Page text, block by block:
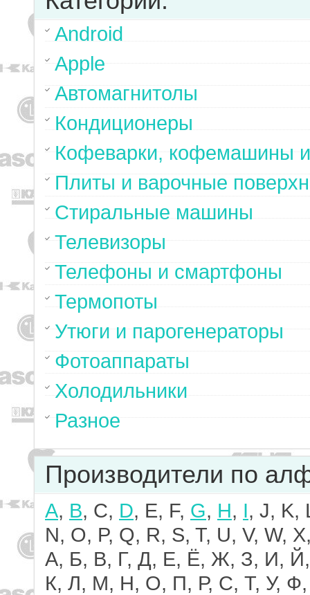
Android
Apple
Автомагнитолы
Кондиционеры
Кофеварки, кофемашины
Плиты и варочные
Стиральные машины
Телевизоры
Телефоны и смартфоны
Термопоты
Утюги и парогенераторы
Фотоаппараты
Холодильники
Разное
Производители по
A, B, C, D, E, F, G, H, I, J, K,
N, O, P, Q, R, S, T, U, V, W,
А, Б, В, Г, Д, Е, Ё, Ж, З, И, Й,
К, Л, М, Н, О, П, Р, С, Т, У, Ф,